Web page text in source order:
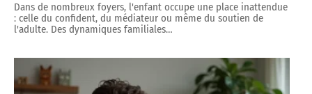
Dans de nombreux foyers, l'enfant occupe une place inattendue
: celle du confident, du médiateur ou même du soutien de
l'adulte. Des dynamiques familiales…